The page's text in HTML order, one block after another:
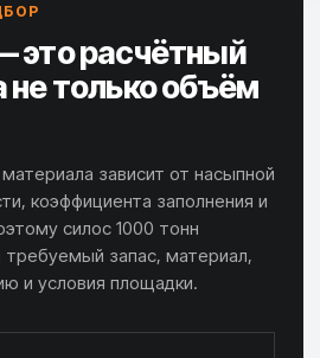
это расчётный
не только объём
зависит от насыпной
коэффициента заполнения и
силос 1000 тонн
запас, материал,
и условия площадки.